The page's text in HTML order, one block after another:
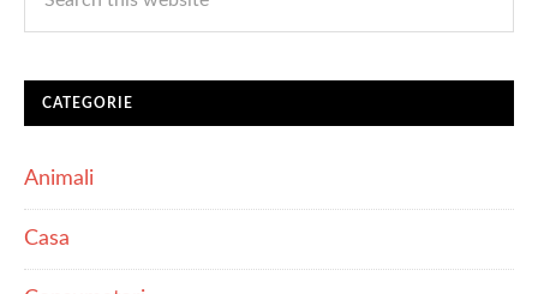
CATEGORIE
Animali
Casa